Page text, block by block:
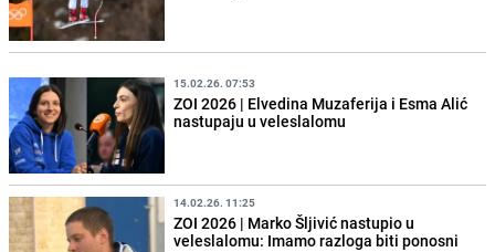
15.02.26. 07:53
ZOI 2026 | Elvedina Muzaferija i Esma Alić
nastupaju u veleslalomu
14.02.26. 11:25
ZOI 2026 | Marko Šljivić nastupio u
veleslalomu: Imamo razloga biti ponosni